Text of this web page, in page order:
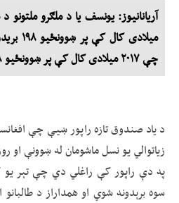
چې ۲۰۱۷ میلادی کال کې پر ښوونځیو ۶۸ بریدونه شوي وو.
د یاد صندوق تازه راپور ښیې چې
زیاتوالي یو نسل ماشومان له ښوونې
په دې راپور کې راغلي دي چې تېر یو
سوه برېدونه شوي او همداراز د